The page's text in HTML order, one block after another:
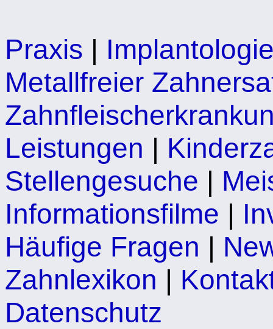
Praxis |
Metallfreier
Leistungen |
Stellengesuche |
Informationsfilme |
Häufige Fragen |
Zahnlexikon |
Datenschutz